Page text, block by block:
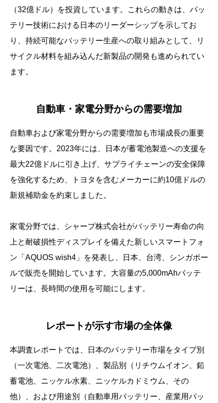
（32億ドル）を投資しています。これらの動きは、バッ
テリー技術における日本のリーダーシップを示してお
り、持続可能なバッテリー生産への取り組みとして、リ
サイクル材料を組み込んだ新製品の開発も進められてい
ます。
自動車・家電分野からの需要増加
自動車および家電分野からの需要増加も市場成長の重要
な要因です。2023年には、日本が蓄電池製造への支援を
最大22億ドルに引き上げ、サプライチェーンの安全保障
を強化するため、トヨタを含むメーカーに約10億ドルの
新規補助金を約束しました。
家電分野では、シャープ株式会社がバッテリー寿命の向
上と耐破損性ディスプレイを備えた新しいスマートフォ
ン「AQUOS wish4」を発表し、日本、台湾、シンガポー
ルで販売を開始しています。大容量の5,000mAhバッテ
リーは、長時間の使用を可能にします。
レポートが示す市場の全体像
本調査レポートでは、日本のバッテリー市場をタイプ別
（一次電池、二次電池）、製品別（リチウムイオン、鉛
蓄電池、ニッケル水素、ニッケルカドミウム、その
他）、および用途別（自動車用バッテリー、産業用バッ